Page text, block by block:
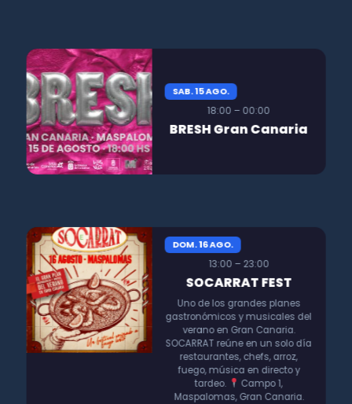
SAB. 15 AGO.
18:00 – 00:00
BRESH Gran Canaria
DOM. 16 AGO.
13:00 – 23:00
SOCARRAT FEST
Uno de los grandes planes
gastronómicos y musicales del
verano en Gran Canaria.
SOCARRAT reúne en un solo día
restaurantes, chefs, arroz,
fuego, música en directo y
tardeo.
Campo 1,
Maspalomas, Gran Canaria.